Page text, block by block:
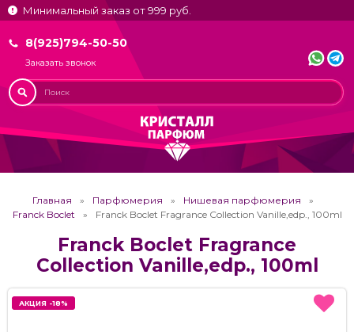
Минимальный заказ от 999 руб.
8(925)794-50-50
Заказать звонок
Главная Парфюмерия
Нишевая парфюмерия
Franck Boclet
Franck Boclet Fragrance Collection Vanille,edp., 100ml
Franck Boclet Fragrance
Collection Vanille,edp., 100ml
АКЦИЯ -18%
АКЦИЯ -18%